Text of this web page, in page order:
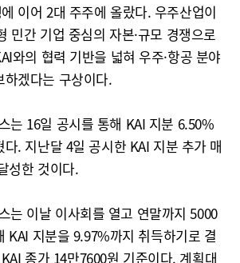
이어 2대 주주에 올랐다. 우주산업이
민간 기업 중심의 자본·규모 경쟁으로
와의 협력 기반을 넓혀 우주·항공 분야
겠다는 구상이다.
는 16일 공시를 통해 KAI 지분 6.50%
. 지난달 4일 공시한 KAI 지분 추가 매
성한 것이다.
는 이날 이사회를 열고 연말까지 5000
KAI 지분을 9.97%까지 취득하기로 결
종가 14만7600원 기준이다. 계획대